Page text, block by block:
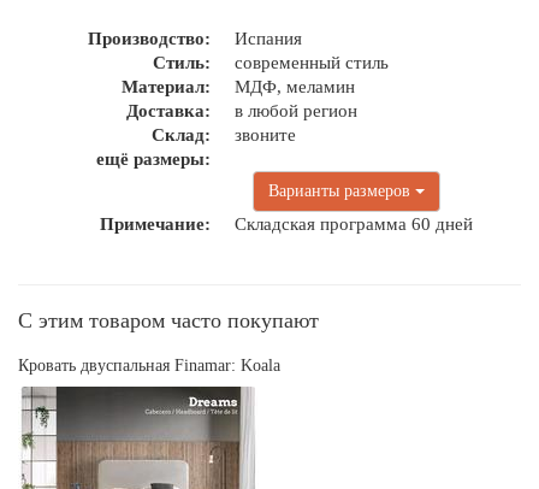
Производство:
Испания
Стиль:
современный стиль
Материал:
МДФ, меламин
Доставка:
в любой регион
Склад:
звоните
ещё размеры:
Варианты размеров
Примечание: Складская программа 60 дней
С этим товаром часто покупают
Кровать двуспальная Finamar: Koala